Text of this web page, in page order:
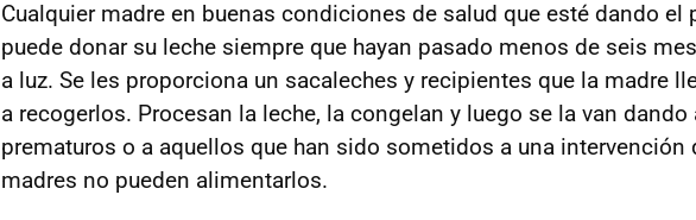
Cualquier madre en buenas condiciones de salud que esté dando el
puede donar su leche siempre que hayan pasado menos de seis
a luz. Se les proporciona un sacaleches y recipientes que la madre
a recogerlos. Procesan la leche, la congelan y luego se la van dando
prematuros o a aquellos que han sido sometidos a una intervención
madres no pueden alimentarlos.